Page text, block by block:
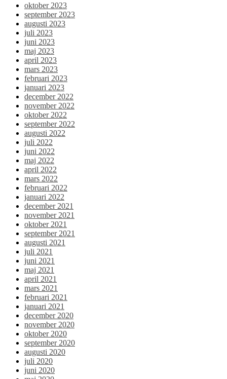
oktober 2023
september 2023
augusti 2023
juli 2023
juni 2023
maj 2023
april 2023
mars 2023
februari 2023
januari 2023
december 2022
november 2022
oktober 2022
september 2022
augusti 2022
juli 2022
juni 2022
maj 2022
april 2022
mars 2022
februari 2022
januari 2022
december 2021
november 2021
oktober 2021
september 2021
augusti 2021
juli 2021
juni 2021
maj 2021
april 2021
mars 2021
februari 2021
januari 2021
december 2020
november 2020
oktober 2020
september 2020
augusti 2020
juli 2020
juni 2020